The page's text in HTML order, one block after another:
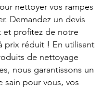
nettoyer vos rampes
Demandez un devis
et profitez de notre
prix réduit ! En utilisant
de nettoyage
nous garantissons un
sain pour vous, vos